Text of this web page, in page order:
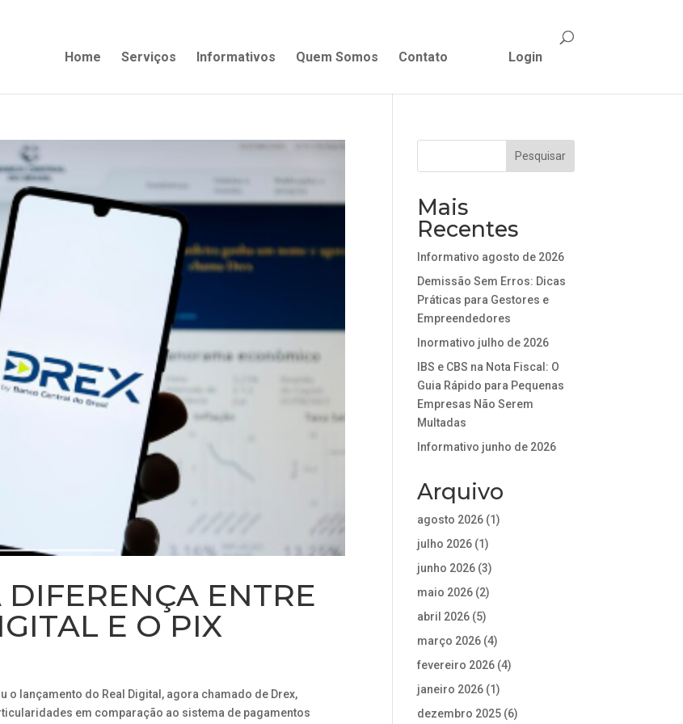
Home Serviços Informativos Quem Somos Contato Login
ENTRE
E O PIX
o lançamento do Real Digital, agora chamado de Drex,
em comparação ao sistema de pagamentos
Mais
Recentes
Informativo agosto de 2026
Demissão Sem Erros: Dicas
Práticas para Gestores e
Empreendedores
Inormativo julho de 2026
IBS e CBS na Nota Fiscal: O
Guia Rápido para Pequenas
Empresas Não Serem
Multadas
Informativo junho de 2026
Arquivo
agosto 2026 (1)
julho 2026 (1)
junho 2026 (3)
maio 2026 (2)
abril 2026 (5)
março 2026 (4)
fevereiro 2026 (4)
janeiro 2026 (1)
dezembro 2025 (6)